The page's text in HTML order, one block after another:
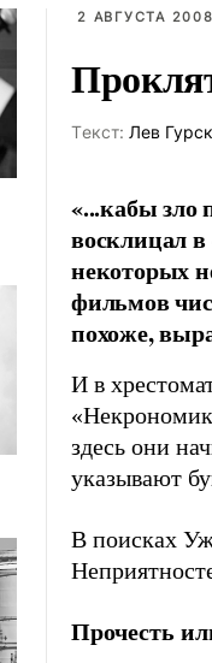
2 АВГУСТА
Tекст: Лев
«...кабы зло
восклицал в
некоторых
фильмов
похоже,
И в
здесь они
указывают
В поисках
Прочесть